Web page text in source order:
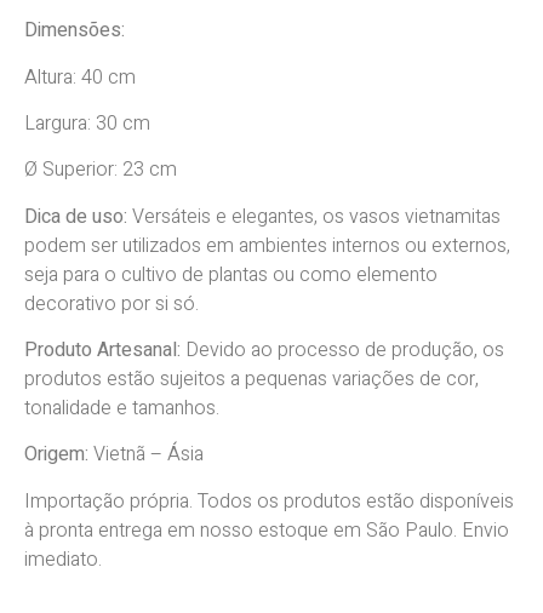
Dimensões:
Altura: 40 cm
Largura: 30 cm
Ø Superior: 23 cm
Dica de uso: Versáteis e elegantes, os vasos vietnamitas
podem ser utilizados em ambientes internos ou externos,
seja para o cultivo de plantas ou como elemento
decorativo por si só.
Produto Artesanal: Devido ao processo de produção, os
produtos estão sujeitos a pequenas variações de cor,
tonalidade e tamanhos.
Origem: Vietnã – Ásia
Importação própria. Todos os produtos estão disponíveis
à pronta entrega em nosso estoque em São Paulo. Envio
imediato.